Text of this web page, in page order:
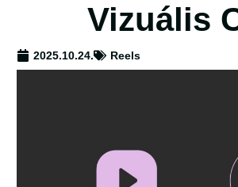
Vizuális
2025.10.24. Reels